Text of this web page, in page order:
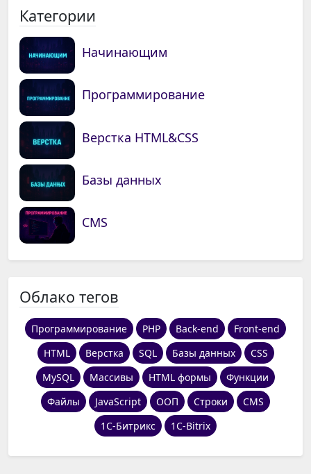
Категории
Начинающим
Программирование
Верстка HTML&CSS
Базы данных
CMS
Облако тегов
Программирование PHP Back-end
Front-end
HTML
Верстка SQL Базы данных
CSS
MySQL
Массивы HTML формы
Функции
Файлы
JavaScript ООП Строки
CMS
1С-Битрикс
1C-Bitrix